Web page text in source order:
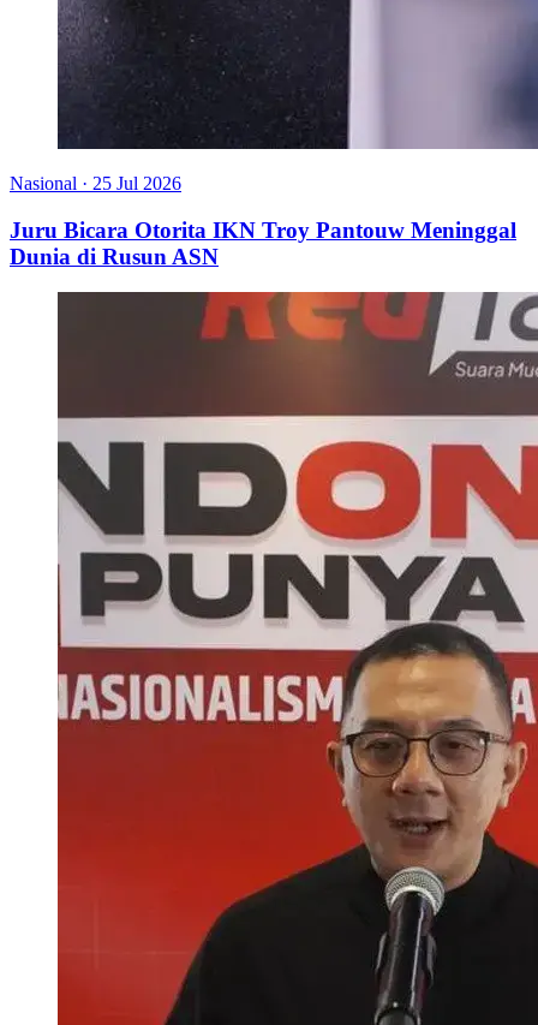
Nasional · 25 Jul 2026
Juru Bicara Otorita IKN Troy Pantouw Meninggal
Dunia di Rusun ASN